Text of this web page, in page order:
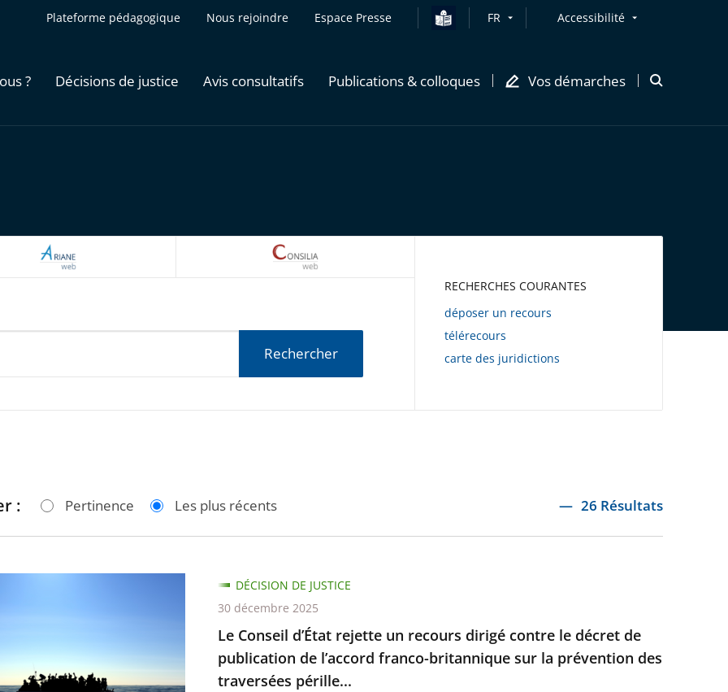
Plateforme pédagogique Nous rejoindre Espace Presse FR Accessibilité
? Décisions de justice Avis consultatifs Publications & colloques Vos démarches
Ouvrir
ARIANEWEB
Rechercher
RECHERCHES COURANTES
déposer un recours
télérecours
carte des juridictions
: Pertinence Les plus récents 26 Résultats
Le Conseil d’État rejette un recours dirigé contre le décret de
publication de l’accord franco-britannique sur la prévention des
traversées pérille...
DÉCISION DE JUSTICE
30 décembre 2025